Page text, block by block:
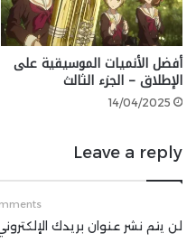
للعب أطوار
كل جهودنا وراء
الإطلاق.“
عن اللعب الجماعي
أفضل الأنميات الموسيقية على
الإطلاق – الجزء الثالث
14/04/2025
Leave a reply
لن يتم نشر عنوان بريدك